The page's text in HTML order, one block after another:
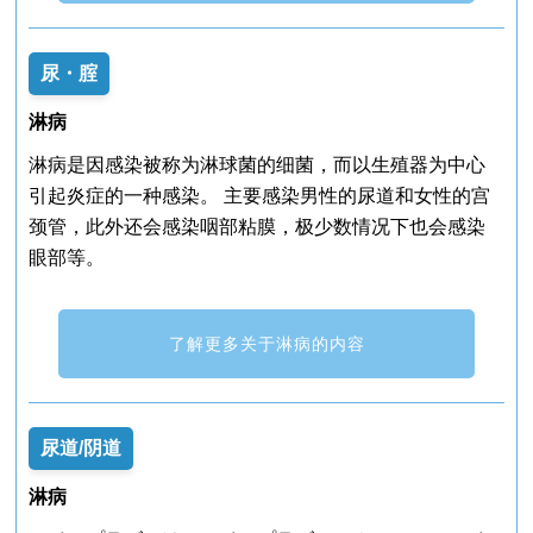
尿・腟
淋病
淋病是因感染被称为淋球菌的细菌，而以生殖器为中心
引起炎症的一种感染。 主要感染男性的尿道和女性的宫
颈管，此外还会感染咽部粘膜，极少数情况下也会感染
眼部等。
了解更多关于淋病的内容
尿道/阴道
淋病